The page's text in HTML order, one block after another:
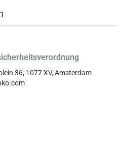
36, 1077 XV, Amsterdam